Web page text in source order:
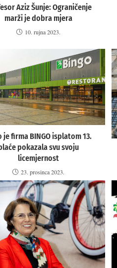
Aziz Šunje: Ograničenje
marži je dobra mjera
10. rujna 2023.
je firma BINGO isplatom 13.
pokazala svu svoju
licemjernost
23. prosinca 2023.